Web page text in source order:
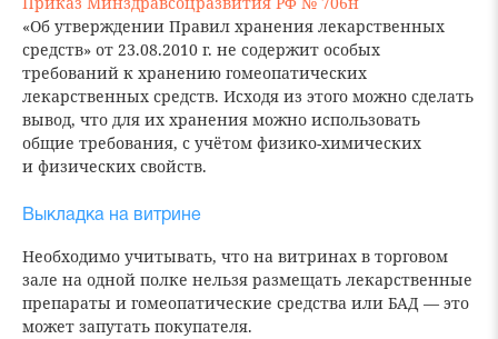
«Об утверждении Правил хранения лекарственных
средств» от 23.08.2010 г. не содержит особых
требований к хранению гомеопатических
лекарственных средств. Исходя из этого можно сделать
вывод, что для их хранения можно использовать
общие требования, с учётом физико-химических
и физических свойств.
Выкладка на витрине
Необходимо учитывать, что на витринах в торговом
зале на одной полке нельзя размещать лекарственные
препараты и гомеопатические средства или БАД — это
может запутать покупателя.